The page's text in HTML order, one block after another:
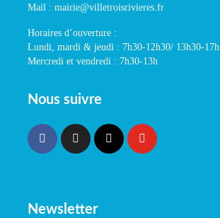
Mail : mairie@villetroisrivieres.fr
Horaires d’ouverture :
Lundi, mardi & jeudi : 7h30-12h30/ 13h30-17h
Mercredi et vendredi : 7h30-13h
Nous suivre
Newsletter